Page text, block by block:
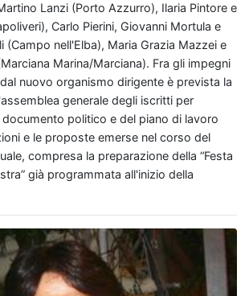
Lanzi (Porto Azzurro), Ilaria Pintore e
Carlo Pierini, Giovanni Mortula e
(Campo nell'Elba), Maria Grazia Mazzei e
Marina/Marciana). Fra gli impegni
nuovo organismo dirigente è prevista la
generale degli iscritti per
politico e del piano di lavoro
e le proposte emerse nel corso del
compresa la preparazione della “Festa
già programmata all'inizio della